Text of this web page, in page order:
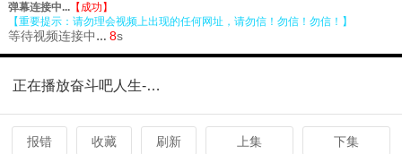
正在播放奋斗吧人生-演员篇20260411
报错 收藏 刷新 上集 下集